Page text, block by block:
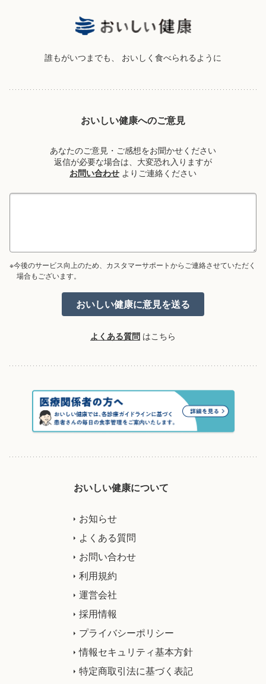
誰もがいつまでも、 おいしく食べられるように
おいしい健康へのご意見
あなたのご意見・ご感想をお聞かせください
返信が必要な場合は、大変恐れ入りますが
お問い合わせ よりご連絡ください
※今後のサービス向上のため、カスタマーサポートからご連絡させていただく
場合もございます。
よくある質問 はこちら
おいしい健康について
お知らせ
よくある質問
お問い合わせ
利用規約
運営会社
採用情報
プライバシーポリシー
情報セキュリティ基本方針
特定商取引法に基づく表記